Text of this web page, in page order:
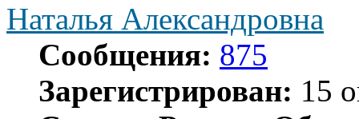
Наталья Александровна
Сообщения: 875
Зарегистрирован: 15